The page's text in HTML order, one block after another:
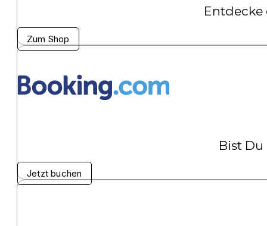
Entdecke
Zum Shop
Bist
Jetzt buchen